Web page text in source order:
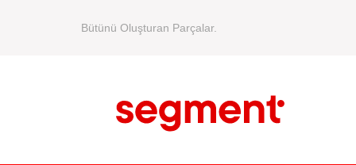
Bütünü Oluşturan Parçalar.